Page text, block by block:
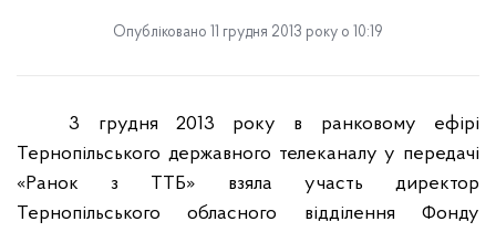
Опубліковано 11 грудня 2013 року о 10:19
3 грудня 2013 року в ранковому ефірі
Тернопільського державного телеканалу у передачі
«Ранок з ТТБ» взяла участь директор
Тернопільського обласного відділення Фонду